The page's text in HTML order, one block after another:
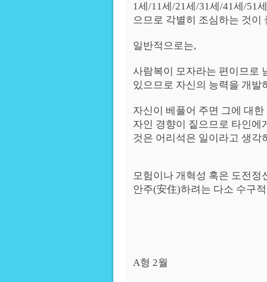
1세/11세/21세/31세/41세/51
으므로 각별히 조심하는 것이
일반적으로는,
사람복이 모자라는 편이므로
있으므로 자신의 능력을 개발
자신이 베풀어 주면 그에 대
자인 경향이 짙으므로 타인에
것은 어리석은 일이라고 생각
모험이나 개혁성 혹은 도전정
안주(安住)하려는 다소 수구
A형 2월